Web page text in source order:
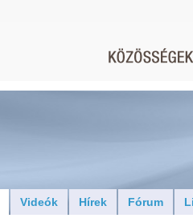
Videók Hírek Fórum